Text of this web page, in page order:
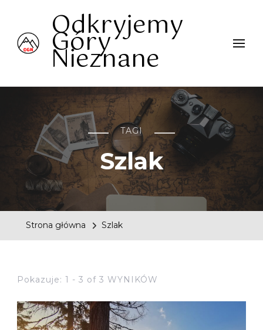
Odkryjemy
Góry
Nieznane
TAGI
Szlak
Strona główna Szlak
Pokazuje: 1 - 3 of 3 WYNIKÓW